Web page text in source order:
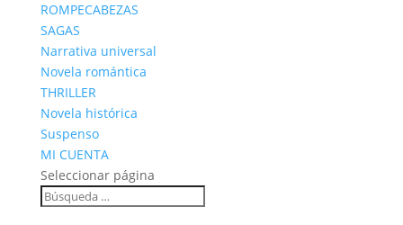
ROMPECABEZAS
SAGAS
Narrativa universal
Novela romántica
THRILLER
Novela histórica
Suspenso
MI CUENTA
Seleccionar página